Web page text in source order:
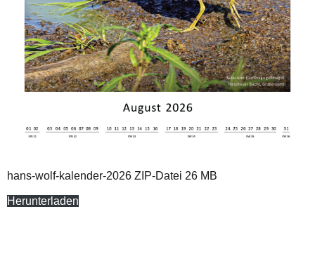
hans-wolf-kalender-2026 ZIP-Datei 26 MB
Herunterladen